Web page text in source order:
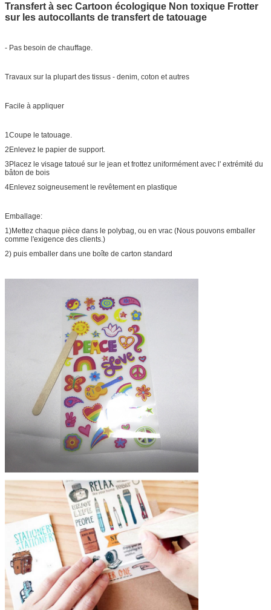
Transfert à sec Cartoon écologique Non toxique Frotter
sur les autocollants de transfert de tatouage
- Pas besoin de chauffage.
Travaux sur la plupart des tissus - denim, coton et autres
Facile à appliquer
1Coupe le tatouage.
2Enlevez le papier de support.
3Placez le visage tatoué sur le jean et frottez uniformément avec l' extrémité du
bâton de bois
4Enlevez soigneusement le revêtement en plastique
Emballage:
1)Mettez chaque pièce dans le polybag, ou en vrac (Nous pouvons emballer
comme l'exigence des clients.)
2) puis emballer dans une boîte de carton standard